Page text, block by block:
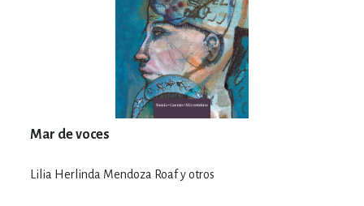
Mar de voces
Lilia Herlinda Mendoza Roaf y otros